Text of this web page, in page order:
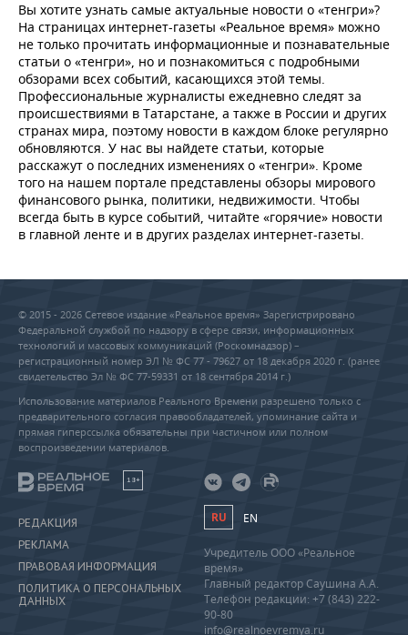
Вы хотите узнать самые актуальные новости о «тенгри»?
На страницах интернет-газеты «Реальное время» можно
не только прочитать информационные и познавательные
статьи о «тенгри», но и познакомиться с подробными
обзорами всех событий, касающихся этой темы.
Профессиональные журналисты ежедневно следят за
происшествиями в Татарстане, а также в России и других
странах мира, поэтому новости в каждом блоке регулярно
обновляются. У нас вы найдете статьи, которые
расскажут о последних изменениях о «тенгри». Кроме
того на нашем портале представлены обзоры мирового
финансового рынка, политики, недвижимости. Чтобы
всегда быть в курсе событий, читайте «горячие» новости
в главной ленте и в других разделах интернет-газеты.
© 2015 - 2026 Сетевое издание «Реальное время» Зарегистрировано
Федеральной службой по надзору в сфере связи, информационных
технологий и массовых коммуникаций (Роскомнадзор) –
регистрационный номер ЭЛ № ФС 77 - 79627 от 18 декабря 2020 г. (ранее
свидетельство Эл № ФС 77-59331 от 18 сентября 2014 г.)
Использование материалов Реального Времени разрешено только с
предварительного согласия правообладателей, упоминание сайта и
прямая гиперссылка обязательны при частичном или полном
воспроизведении материалов.
18+
РЕДАКЦИЯ
РЕКЛАМА
ПРАВОВАЯ ИНФОРМАЦИЯ
ПОЛИТИКА О ПЕРСОНАЛЬНЫХ
ДАННЫХ
RU EN
Учредитель ООО «Реальное
время»
Главный редактор Саушина А.А.
Телефон редакции: +7 (843) 222-
90-80
info@realnoevremya.ru